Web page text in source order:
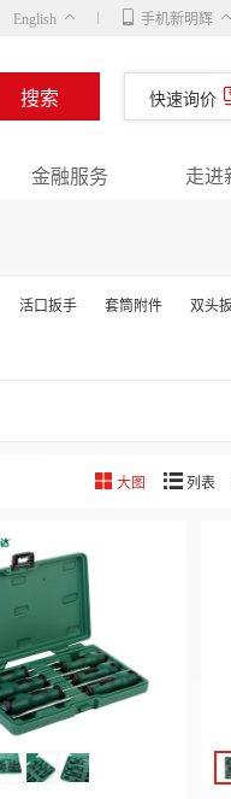
English 手机新明辉
搜索 快速询价
金融服务 走进
活口扳手 套筒附件 双头
大图 列表